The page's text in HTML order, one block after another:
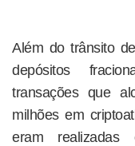
Além do trânsito
depósitos
transações que
milhões em
eram